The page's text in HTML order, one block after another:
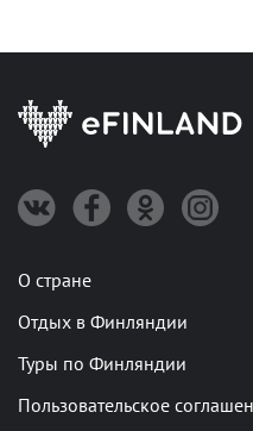
О стране
Отдых в Финляндии
Туры по Финляндии
Пользовательское